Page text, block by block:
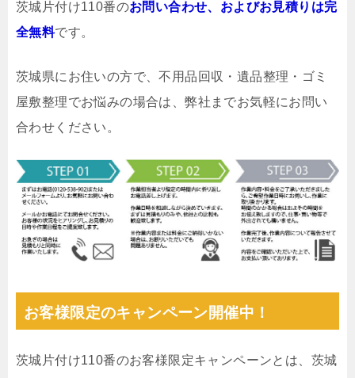
茨城片付け110番のお問い合わせ、およびお見積りは完
全無料です。
茨城県にお住いの方で、不用品回収・遺品整理・ゴミ
屋敷整理でお悩みの場合は、弊社までお気軽にお問い
合わせください。
お客様限定のキャンペーン開催中！
茨城片付け110番のお客様限定キャンペーンとは、茨城